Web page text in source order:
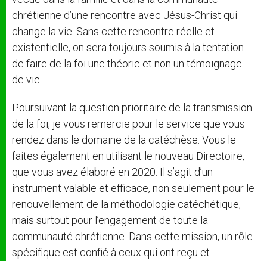
chrétienne d’une rencontre avec Jésus-Christ qui
change la vie. Sans cette rencontre réelle et
existentielle, on sera toujours soumis à la tentation
de faire de la foi une théorie et non un témoignage
de vie.
Poursuivant la question prioritaire de la transmission
de la foi, je vous remercie pour le service que vous
rendez dans le domaine de la catéchèse. Vous le
faites également en utilisant le nouveau Directoire,
que vous avez élaboré en 2020. Il s’agit d’un
instrument valable et efficace, non seulement pour le
renouvellement de la méthodologie catéchétique,
mais surtout pour l’engagement de toute la
communauté chrétienne. Dans cette mission, un rôle
spécifique est confié à ceux qui ont reçu et